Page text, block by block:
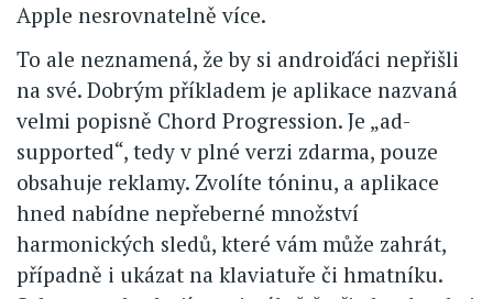
Apple nesrovnatelně více.
To ale neznamená, že by si androiďáci nepřišli
na své. Dobrým příkladem je aplikace nazvaná
velmi popisně Chord Progression. Je „ad-
supported“, tedy v plné verzi zdarma, pouze
obsahuje reklamy. Zvolíte tóninu, a aplikace
hned nabídne nepřeberné množství
harmonických sledů, které vám může zahrát,
případně i ukázat na klaviatuře či hmatníku.